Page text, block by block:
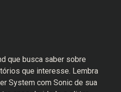
que busca saber sobre
que interesse. Lembra
System com Sonic de sua